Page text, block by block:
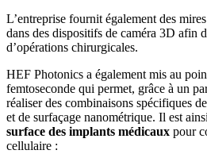
L’entreprise fournit également des
dans des dispositifs de caméra 3D afin
d’opérations chirurgicales.
HEF Photonics a également mis au
femtoseconde qui permet, grâce à un
réaliser des combinaisons spécifiques
et de surfaçage nanométrique. Il est
surface des implants médicaux pour
cellulaire :